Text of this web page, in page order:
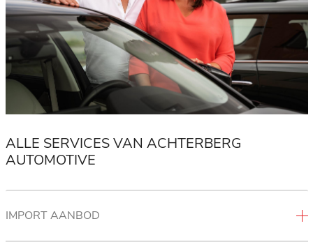
ALLE SERVICES VAN ACHTERBERG
AUTOMOTIVE
IMPORT AANBOD